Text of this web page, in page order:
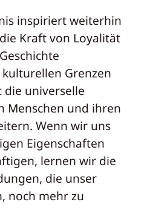
inspiriert weiterhin
Kraft von Loyalität
Grenzen
universelle
Menschen und ihren
Wenn wir uns
Eigenschaften
lernen wir die
die unser
noch mehr zu